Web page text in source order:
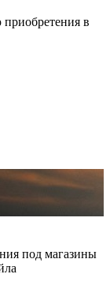
в
под магазины